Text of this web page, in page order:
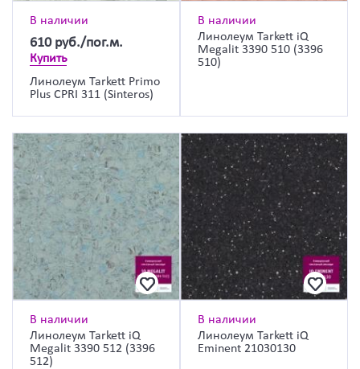
В наличии
610 руб./пог.м.
Купить
Линолеум Tarkett Primo
Plus CPRI 311 (Sinteros)
В наличии
Линолеум Tarkett iQ
Megalit 3390 510 (3396
510)
В наличии
Линолеум Tarkett iQ
Megalit 3390 512 (3396
512)
В наличии
Линолеум Tarkett iQ
Eminent 21030130